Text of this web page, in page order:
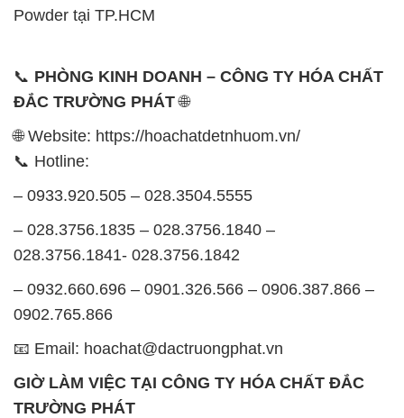
Powder tại TP.HCM
📞 PHÒNG KINH DOANH – CÔNG TY HÓA CHẤT
ĐẮC TRƯỜNG PHÁT🌐
🌐 Website: https://hoachatdetnhuom.vn/
📞 Hotline:
– 0933.920.505 – 028.3504.5555
– 028.3756.1835 – 028.3756.1840 –
028.3756.1841- 028.3756.1842
– 0932.660.696 – 0901.326.566 – 0906.387.866 –
0902.765.866
📧 Email: hoachat@dactruongphat.vn
GIỜ LÀM VIỆC TẠI CÔNG TY HÓA CHẤT ĐẮC
TRƯỜNG PHÁT